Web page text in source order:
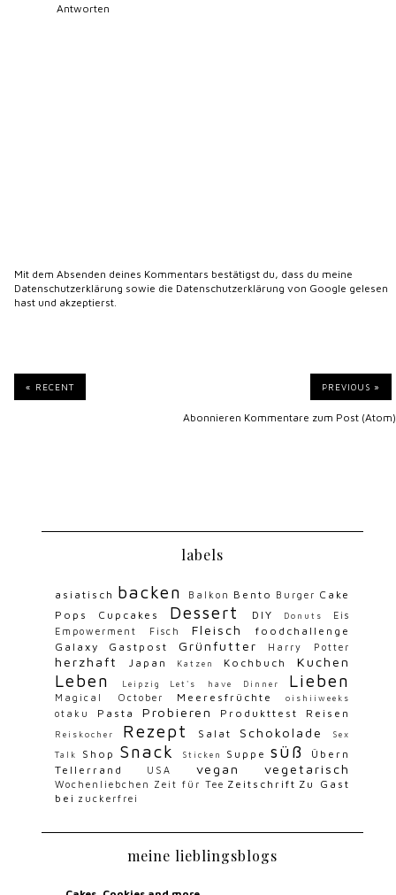
Antworten
Mit dem Absenden deines Kommentars bestätigst du, dass du meine
Datenschutzerklärung sowie die Datenschutzerklärung von Google gelesen
hast und akzeptierst.
« RECENT PREVIOUS »
Abonnieren Kommentare zum Post (Atom)
labels
asiatisch backen Balkon Bento Burger Cake
Pops
Cupcakes Dessert DIY Donuts
Eis
Empowerment
Fisch Fleisch
foodchallenge
Galaxy
Gastpost Grünfutter Harry Potter
herzhaft Japan Katzen Kochbuch Kuchen
Leben Leipzig Let's have Dinner Lieben
Magical October Meeresfrüchte oishiiweeks
otaku Pasta Probieren Produkttest Reisen
Reiskocher Rezept Salat Schokolade Sex
Talk Shop Snack Sticken Suppe süß
Übern
Tellerrand
USA vegan vegetarisch
Wochenliebchen Zeit für Tee Zeitschrift Zu Gast
bei zuckerfrei
meine lieblingsblogs